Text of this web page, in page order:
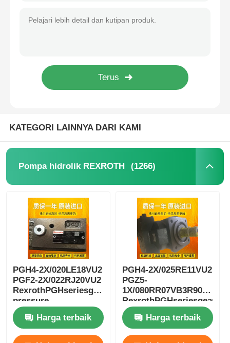
KATEGORI LAINNYA DARI KAMI
Pompa hidrolik REXROTH (1266)
PGH4-2X/020LE18VU2
PGF2-2X/022RJ20VU2
RexrothPGHseriesgearhigh-
pressure
oilpumpductile iron
Harga terbaik
PGH4-2X/025RE11VU2
PGZ5-
1X/
pressure
oilpumpductile iron
Harga terbaik